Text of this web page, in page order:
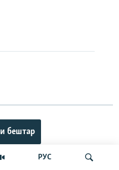
РУС
бештар